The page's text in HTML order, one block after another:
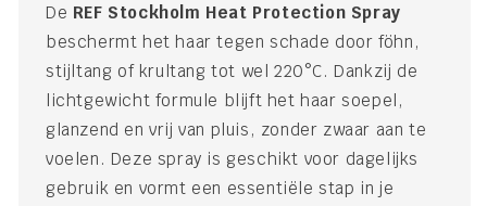
De REF Stockholm Heat Protection Spray
beschermt het haar tegen schade door föhn,
stijltang of krultang tot wel 220°C. Dankzij de
lichtgewicht formule blijft het haar soepel,
glanzend en vrij van pluis, zonder zwaar aan te
voelen. Deze spray is geschikt voor dagelijks
gebruik en vormt een essentiële stap in je